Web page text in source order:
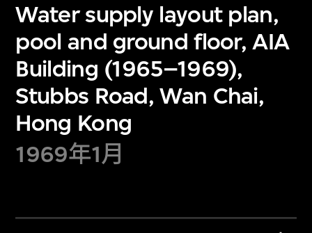
Water supply layout plan,
pool and ground floor, AIA
Building (1965–1969),
Stubbs Road, Wan Chai,
Hong Kong
1969年1月